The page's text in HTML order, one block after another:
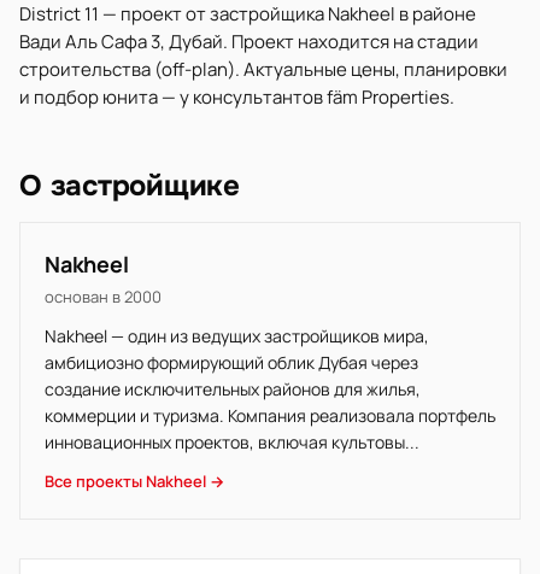
District 11 — проект от застройщика Nakheel в районе
Вади Аль Сафа 3, Дубай. Проект находится на стадии
строительства (off-plan). Актуальные цены, планировки
и подбор юнита — у консультантов fäm Properties.
О застройщике
Nakheel
основан в 2000
Nakheel — один из ведущих застройщиков мира,
амбициозно формирующий облик Дубая через
создание исключительных районов для жилья,
коммерции и туризма. Компания реализовала портфель
инновационных проектов, включая культовы...
Все проекты Nakheel →